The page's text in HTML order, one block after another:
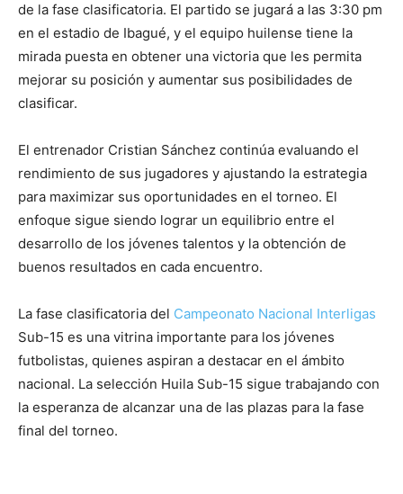
de la fase clasificatoria. El partido se jugará a las 3:30 pm
en el estadio de Ibagué, y el equipo huilense tiene la
mirada puesta en obtener una victoria que les permita
mejorar su posición y aumentar sus posibilidades de
clasificar.
El entrenador Cristian Sánchez continúa evaluando el
rendimiento de sus jugadores y ajustando la estrategia
para maximizar sus oportunidades en el torneo. El
enfoque sigue siendo lograr un equilibrio entre el
desarrollo de los jóvenes talentos y la obtención de
buenos resultados en cada encuentro.
La fase clasificatoria del Campeonato Nacional Interligas
Sub-15 es una vitrina importante para los jóvenes
futbolistas, quienes aspiran a destacar en el ámbito
nacional. La selección Huila Sub-15 sigue trabajando con
la esperanza de alcanzar una de las plazas para la fase
final del torneo.